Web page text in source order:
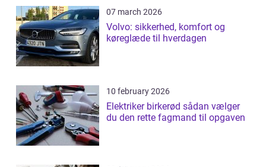
07 march 2026
Volvo: sikkerhed, komfort og
køreglæde til hverdagen
10 february 2026
Elektriker birkerød sådan vælger
du den rette fagmand til opgaven